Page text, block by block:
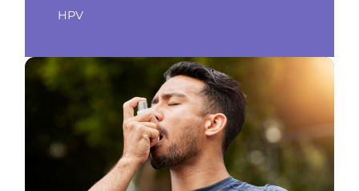
HPV